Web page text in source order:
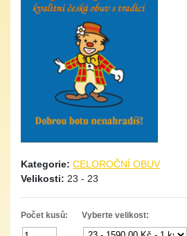
Kategorie: CELOROČNÍ OBUV
Velikosti: 23 - 23
Počet kusů: Vyberte velikost: